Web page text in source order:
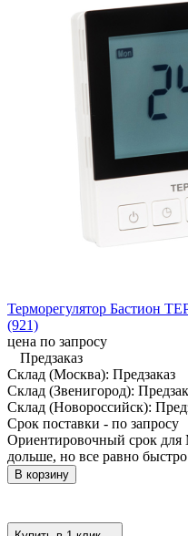
Терморегулятор Бастион
(921)
цена по запросу
Предзаказ
Склад (Москва): Предзаказ
Склад (Звенигород):
Склад (Новороссийск):
Срок поставки - по запросу
Ориентировочный срок
дольше, но все равно
В корзину